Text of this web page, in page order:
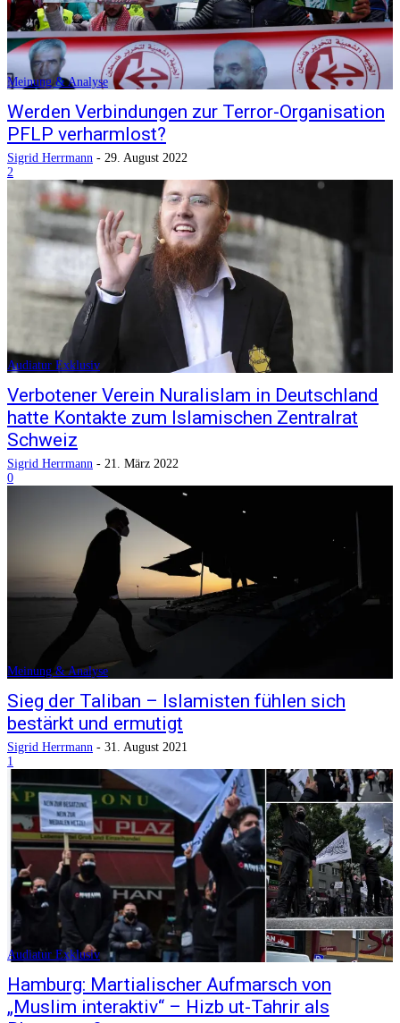
Meinung & Analyse
Werden Verbindungen zur Terror-Organisation
PFLP verharmlost?
Sigrid Herrmann - 29. August 2022
2
Audiatur Exklusiv
Verbotener Verein Nuralislam in Deutschland
hatte Kontakte zum Islamischen Zentralrat
Schweiz
Sigrid Herrmann - 21. März 2022
0
Meinung & Analyse
Sieg der Taliban – Islamisten fühlen sich
bestärkt und ermutigt
Sigrid Herrmann - 31. August 2021
1
Audiatur Exklusiv
Hamburg: Martialischer Aufmarsch von
„Muslim interaktiv“ – Hizb ut-Tahrir als